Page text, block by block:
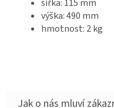
šířka: 115 mm
výška: 490 mm
hmotnost: 2 kg